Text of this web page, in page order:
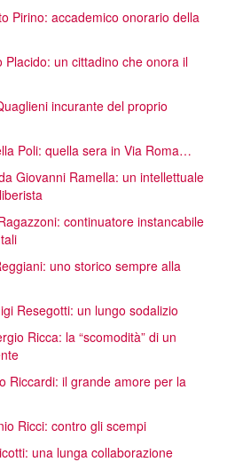
Pirino: accademico onorario della
un cittadino che onora il
incurante del proprio
Poli: quella sera in Via Roma…
Giovanni Ramella: un intellettuale
continuatore instancabile
uno storico sempre alla
Resegotti: un lungo sodalizio
Ricca: la “scomodità” di un
Riccardi: il grande amore per la
Ricci: contro gli scempi
una lunga collaborazione